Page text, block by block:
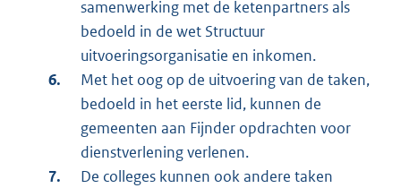
samenwerking met de ketenpartners als
bedoeld in de wet Structuur
uitvoeringsorganisatie en inkomen.
Met het oog op de uitvoering van de taken,
bedoeld in het eerste lid, kunnen de
gemeenten aan Fijnder opdrachten voor
dienstverlening verlenen.
De colleges kunnen ook andere taken